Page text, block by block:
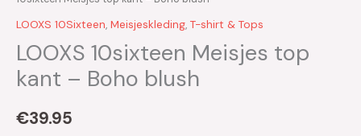
LOOXS 10Sixteen, Meisjeskleding, T-shirt & Tops
LOOXS 10sixteen Meisjes top
kant – Boho blush
€39.95